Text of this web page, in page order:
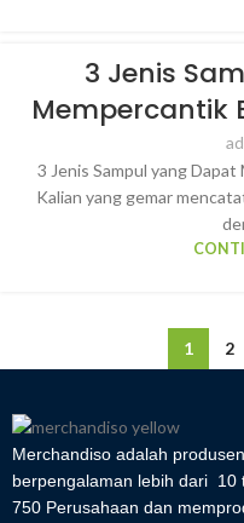
3 Jenis
Mempercantik
3 Jenis Sampul yang
Kalian yang gemar
1 2
Merchandiso adalah
berpengalaman lebih dari 10
750 Perusahaan dan